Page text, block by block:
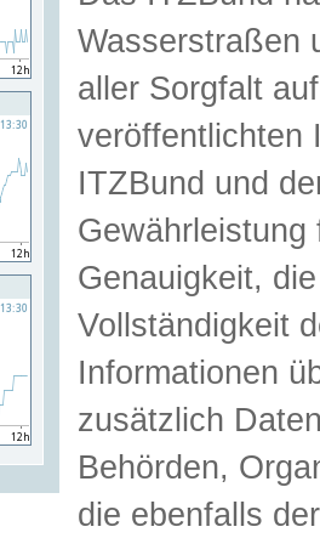
Wasserstraßen
aller Sorgfalt
veröffentlichten
ITZBund und
Genauigkeit,
Vollständigkeit
Informationen
zusätzlich
Behörden,
die ebenfalls